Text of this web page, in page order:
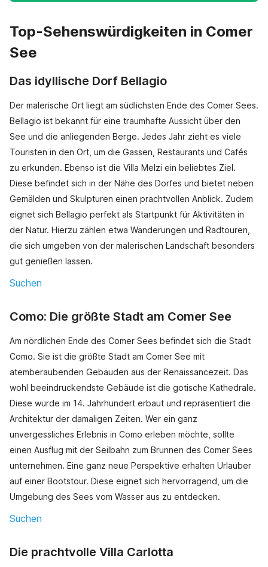
Top-Sehenswürdigkeiten in Comer
See
Das idyllische Dorf Bellagio
Der malerische Ort liegt am südlichsten Ende des Comer Sees.
Bellagio ist bekannt für eine traumhafte Aussicht über den
See und die anliegenden Berge. Jedes Jahr zieht es viele
Touristen in den Ort, um die Gassen, Restaurants und Cafés
zu erkunden. Ebenso ist die Villa Melzi ein beliebtes Ziel.
Diese befindet sich in der Nähe des Dorfes und bietet neben
Gemälden und Skulpturen einen prachtvollen Anblick. Zudem
eignet sich Bellagio perfekt als Startpunkt für Aktivitäten in
der Natur. Hierzu zählen etwa Wanderungen und Radtouren,
die sich umgeben von der malerischen Landschaft besonders
gut genießen lassen.
Suchen
Como: Die größte Stadt am Comer See
Am nördlichen Ende des Comer Sees befindet sich die Stadt
Como. Sie ist die größte Stadt am Comer See mit
atemberaubenden Gebäuden aus der Renaissancezeit. Das
wohl beeindruckendste Gebäude ist die gotische Kathedrale.
Diese wurde im 14. Jahrhundert erbaut und repräsentiert die
Architektur der damaligen Zeiten. Wer ein ganz
unvergessliches Erlebnis in Como erleben möchte, sollte
einen Ausflug mit der Seilbahn zum Brunnen des Comer Sees
unternehmen. Eine ganz neue Perspektive erhalten Urlauber
auf einer Bootstour. Diese eignet sich hervorragend, um die
Umgebung des Sees vom Wasser aus zu entdecken.
Suchen
Die prachtvolle Villa Carlotta